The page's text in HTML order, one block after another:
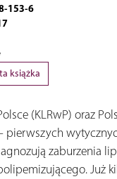
153-6
książka
(KLRwP) oraz
zaburzenia
Już